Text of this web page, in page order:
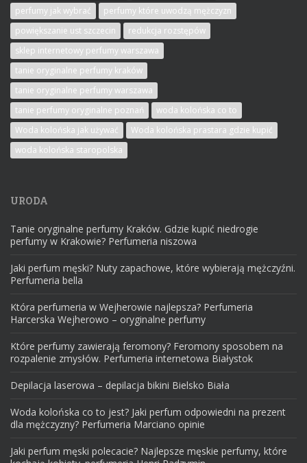
perfumy jak wybrać
perfumy które uwodzą mężczyzn
powiększanie ust szczecin
redukcja rozstępów
sklep internetowy perfumy warszawa
tanie oryginalne perfumy kraków
tanie oryginalne perfumy warszawa
tanie perfumy oryginalne poznań
woda kolońska co to
Woda kolońska jak używać
Woda kolońska prastara gdzie kupić
woda kolońska staropolska
URODA
Tanie oryginalne perfumy Kraków. Gdzie kupić niedrogie
perfumy w Krakowie? Perfumeria niszowa
Jaki perfum męski? Nuty zapachowe, które wybierają mężczyźni.
Perfumeria bella
Która perfumeria w Wejherowie najlepsza? Perfumeria
Harcerska Wejherowo – oryginalne perfumy
Które perfumy zawierają feromony? Feromony sposobem na
rozpalenie zmysłów. Perfumeria internetowa Białystok
Depilacja laserowa – depilacja bikini Bielsko Biała
Woda kolońska co to jest? Jaki perfum odpowiedni na prezent
dla mężczyzny? Perfumeria Marciano opinie
Jaki perfum męski polecacie? Najlepsze męskie perfumy, które